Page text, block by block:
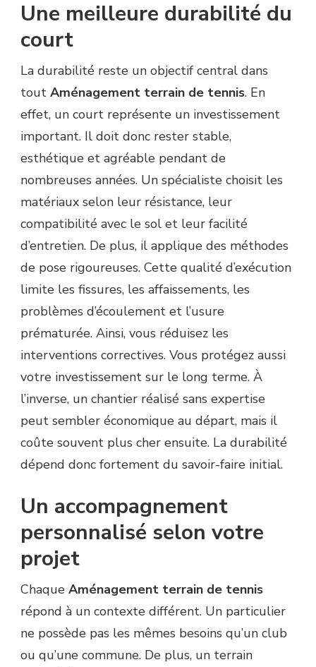
Une meilleure durabilité du
court
La durabilité reste un objectif central dans
tout Aménagement terrain de tennis. En
effet, un court représente un investissement
important. Il doit donc rester stable,
esthétique et agréable pendant de
nombreuses années. Un spécialiste choisit les
matériaux selon leur résistance, leur
compatibilité avec le sol et leur facilité
d’entretien. De plus, il applique des méthodes
de pose rigoureuses. Cette qualité d’exécution
limite les fissures, les affaissements, les
problèmes d’écoulement et l’usure
prématurée. Ainsi, vous réduisez les
interventions correctives. Vous protégez aussi
votre investissement sur le long terme. À
l’inverse, un chantier réalisé sans expertise
peut sembler économique au départ, mais il
coûte souvent plus cher ensuite. La durabilité
dépend donc fortement du savoir-faire initial.
Un accompagnement
personnalisé selon votre
projet
Chaque Aménagement terrain de tennis
répond à un contexte différent. Un particulier
ne possède pas les mêmes besoins qu’un club
ou qu’une commune. De plus, un terrain